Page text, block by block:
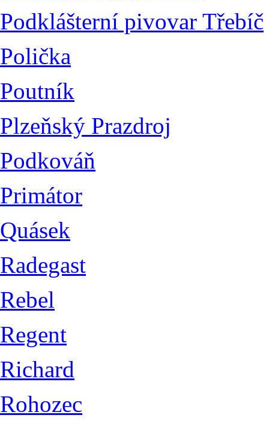
Podklášterní pivovar Třebíč
Polička
Poutník
Plzeňský Prazdroj
Podkováň
Primátor
Quásek
Radegast
Rebel
Regent
Richard
Rohozec